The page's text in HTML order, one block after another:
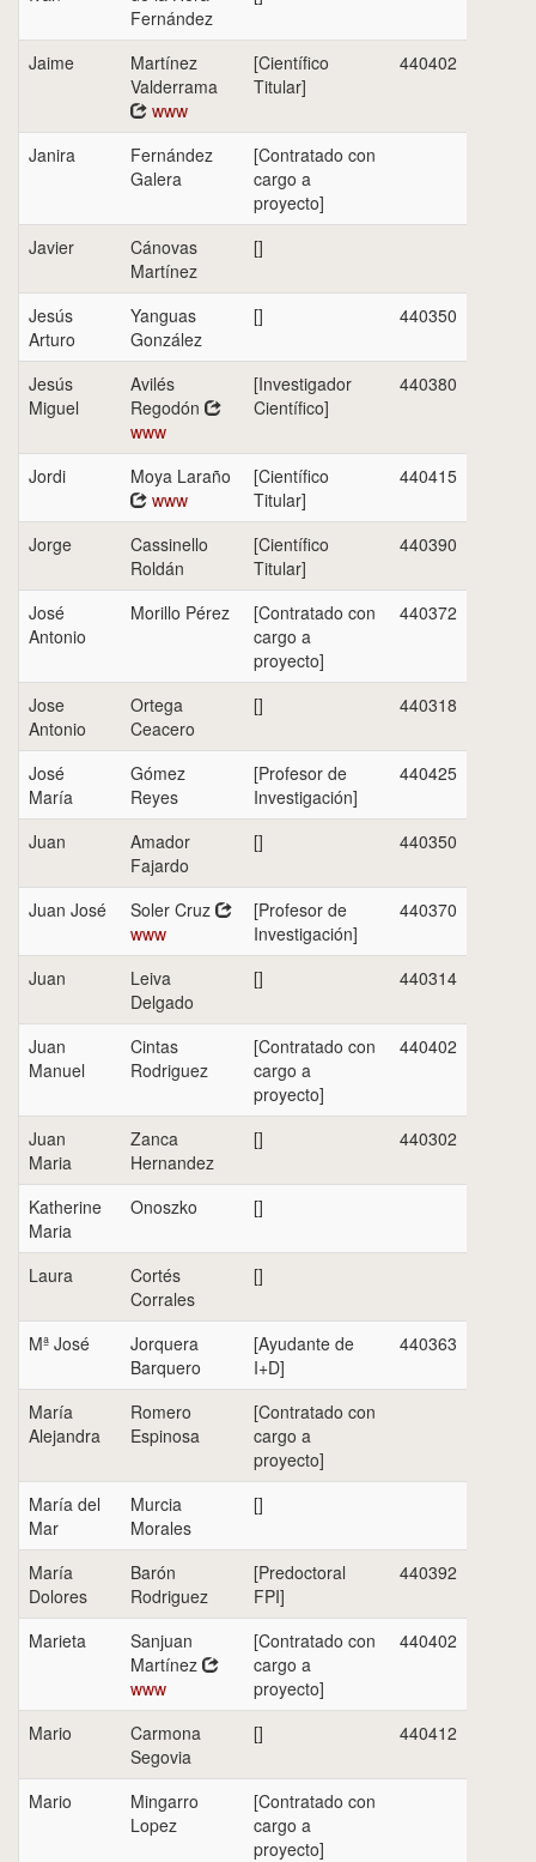
Fernández
Jaime
Martínez
Valderrama
www
[Científico
Titular]
440402
Janira
Fernández
Galera
[Contratado con
cargo a
proyecto]
Javier
Cánovas
Martínez
[]
Jesús
Arturo
Yanguas
González
[] 440350
Jesús
Miguel
Avilés
Regodón
www
[Investigador
Científico]
440380
Jordi
Moya Laraño
www
[Científico
Titular]
440415
Jorge
Cassinello
Roldán
[Científico
Titular]
440390
José
Antonio
Morillo Pérez
[Contratado con
cargo a
proyecto]
440372
Jose
Antonio
Ortega
Ceacero
[] 440318
José
María
Gómez
Reyes
[Profesor de
Investigación]
440425
Juan
Amador
Fajardo
[] 440350
Juan José
Soler Cruz
www
[Profesor de
Investigación]
440370
Juan
Leiva
Delgado
[] 440314
Juan
Manuel
Cintas
Rodriguez
[Contratado con
cargo a
proyecto]
440402
Juan
Maria
Zanca
Hernandez
[] 440302
Katherine
Maria
Onoszko []
Laura
Cortés
Corrales
[]
Mª José
Jorquera
Barquero
[Ayudante de
I+D]
440363
María
Alejandra
Romero
Espinosa
[Contratado con
cargo a
proyecto]
María del
Mar
Murcia
Morales
[]
María
Dolores
Barón
Rodriguez
[Predoctoral
FPI]
440392
Marieta
Sanjuan
Martínez
www
[Contratado con
cargo a
proyecto]
440402
Mario
Carmona
Segovia
[] 440412
Mario
Mingarro
Lopez
[Contratado con
cargo a
proyecto]